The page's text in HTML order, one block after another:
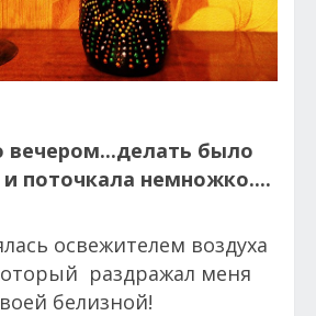
было
и поточкала немножко....
освежителем воздуха
раздражал меня
белизной!